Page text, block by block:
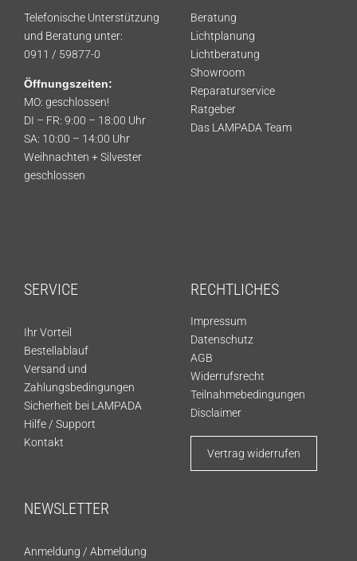
Telefonische Unterstützung
und Beratung unter:
0911 / 59877-0
Öffnungszeiten:
MO: geschlossen!
DI – FR: 9:00 – 18:00 Uhr
SA: 10:00 – 14:00 Uhr
Weihnachten + Silvester
geschlossen
Beratung
Lichtplanung
Lichtberatung
Showroom
Reparaturservice
Ratgeber
Das LAMPADA Team
SERVICE
Ihr Vorteil
Bestellablauf
Versand und
Zahlungsbedingungen
Sicherheit bei LAMPADA
Hilfe / Support
Kontakt
RECHTLICHES
Impressum
Datenschutz
AGB
Widerrufsrecht
Teilnahmebedingungen
Disclaimer
Vertrag widerrufen
NEWSLETTER
Anmeldung / Abmeldung